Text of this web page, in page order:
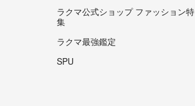
ラクマ公式ショップ ファッション特
集
ラクマ最強鑑定
SPU